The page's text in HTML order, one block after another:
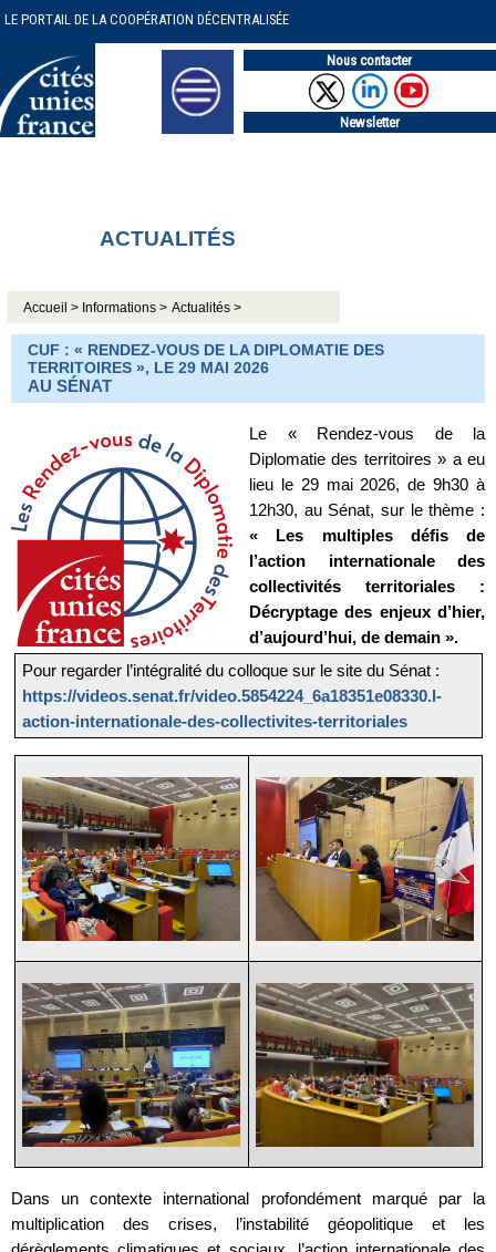
LE PORTAIL DE LA COOPÉRATION DÉCENTRALISÉE
Nous contacter
Newsletter
ACTUALITÉS
Accueil > Informations > Actualités >
CUF : « RENDEZ-VOUS DE LA DIPLOMATIE DES
TERRITOIRES », LE 29 MAI 2026
AU SÉNAT
Le « Rendez-vous de la
Diplomatie des territoires » a eu
lieu le 29 mai 2026, de 9h30 à
12h30, au Sénat, sur le thème :
« Les multiples défis de
l’action internationale des
collectivités territoriales :
Décryptage des enjeux d’hier,
d’aujourd’hui, de demain ».
Pour regarder l’intégralité du colloque sur le site du Sénat :
https://videos.senat.fr/video.5854224_6a18351e08330.l-
action-internationale-des-collectivites-territoriales
Dans un contexte international profondément marqué par la
multiplication des crises, l’instabilité géopolitique et les